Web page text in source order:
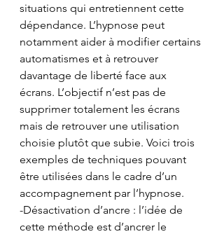
situations qui entretiennent cette
dépendance. L’hypnose peut
notamment aider à modifier certains
automatismes et à retrouver
davantage de liberté face aux
écrans. L’objectif n’est pas de
supprimer totalement les écrans
mais de retrouver une utilisation
choisie plutôt que subie. Voici trois
exemples de techniques pouvant
être utilisées dans le cadre d’un
accompagnement par l’hypnose.
-Désactivation d’ancre : l’idée de
cette méthode est d’ancrer le